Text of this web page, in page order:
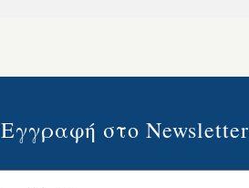
Εγγραφή στο Newsletter